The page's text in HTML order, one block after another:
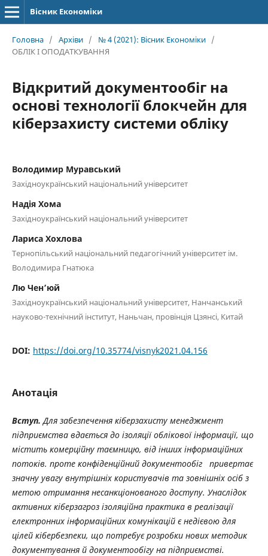
Вісник Економіки
Головна / Архіви / № 4 (2021): Вісник Економіки /
ОБЛІК І ОПОДАТКУВАННЯ
Відкритий документообіг на
основі технології блокчейн для
кіберзахисту системи обліку
Володимир Муравський
Західноукраїнський національний університет
Надія Хома
Західноукраїнський національний університет
Лариса Хохлова
Тернопільський національний педагогічний університет ім.
Володимира Гнатюка
Лю Чен’юй
Західноукраїнський національний університет, Нанчанський
науково-технічний інститут, Наньчан, провінція Цзянсі, Китай
DOI: https://doi.org/10.35774/visnyk2021.04.156
Анотація
Вступ.Для забезпечення кіберзахисту менеджмент
підприємства вдається до ізоляції облікової інформації, що
містить комерційну таємницю, від інших інформаційних
потоків. проте конфіденційний документообіг привертає
значну увагу внутрішніх користувачів та зовнішніх осіб з
метою отримання несанкціонованого доступу. Унаслідок
активних кіберзагроз ізоляційна практика в реалізації
електронних інформаційних комунікацій є недієвою для
цілей кібербезпеки, що потребує розробки нових методик
документування й документообігу на підприємстві.